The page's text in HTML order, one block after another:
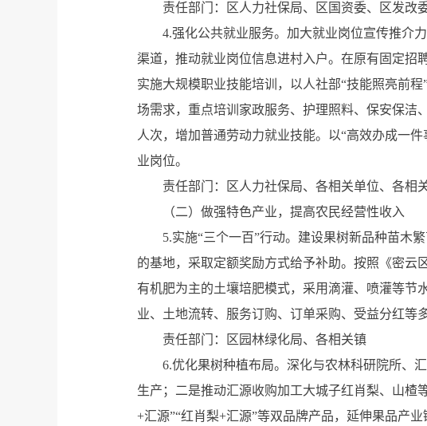
责任部门：区人力社保局、区国资委、区发改
4.强化公共就业服务。加大就业岗位宣传推介
渠道，推动就业岗位信息进村入户。在原有固定招
实施大规模职业技能培训，以人社部“技能照亮前
场需求，重点培训家政服务、护理照料、保安保洁
人次，增加普通劳动力就业技能。以“高效办成一
业岗位。
责任部门：区人力社保局、各相关单位、各相
（二）做强特色产业，提高农民经营性收入
5.实施“三个一百”行动。建设果树新品种苗木
的基地，采取定额奖励方式给予补助。按照《密云
有机肥为主的土壤培肥模式，采用滴灌、喷灌等节
业、土地流转、服务订购、订单采购、受益分红等
责任部门：区园林绿化局、各相关镇
6.优化果树种植布局。深化与农林科研院所、
生产；二是推动汇源收购加工大城子红肖梨、山楂
+汇源”“红肖梨+汇源”等双品牌产品，延伸果品产